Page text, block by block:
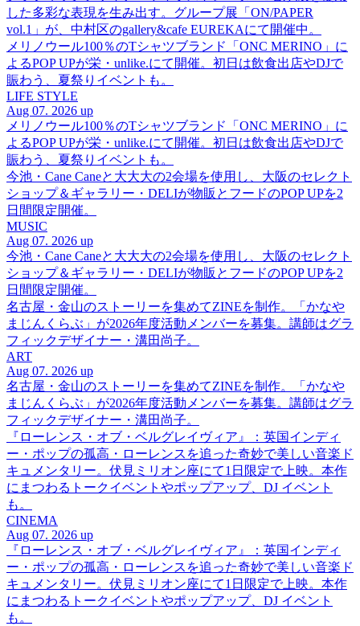
した多彩な表現を生み出す。グループ展「ON/PAPER
vol.1」が、中村区のgallery&cafe EUREKAにて開催中。
メリノウール100％のTシャツブランド「ONC MERINO」に
よるPOP UPが栄・unlike.にて開催。初日は飲食出店やDJで
賑わう、夏祭りイベントも。
LIFE STYLE
Aug 07. 2026 up
メリノウール100％のTシャツブランド「ONC MERINO」に
よるPOP UPが栄・unlike.にて開催。初日は飲食出店やDJで
賑わう、夏祭りイベントも。
今池・Cane Caneと大大大の2会場を使用し、大阪のセレクト
ショップ＆ギャラリー・DELIが物販とフードのPOP UPを2
日間限定開催。
MUSIC
Aug 07. 2026 up
今池・Cane Caneと大大大の2会場を使用し、大阪のセレクト
ショップ＆ギャラリー・DELIが物販とフードのPOP UPを2
日間限定開催。
名古屋・金山のストーリーを集めてZINEを制作。「かなや
まじんくらぶ」が2026年度活動メンバーを募集。講師はグラ
フィックデザイナー・溝田尚子。
ART
Aug 07. 2026 up
名古屋・金山のストーリーを集めてZINEを制作。「かなや
まじんくらぶ」が2026年度活動メンバーを募集。講師はグラ
フィックデザイナー・溝田尚子。
『ローレンス・オブ・ベルグレイヴィア』：英国インディ
ー・ポップの孤高・ローレンスを追った奇妙で美しい音楽ド
キュメンタリー。伏見ミリオン座にて1日限定で上映。本作
にまつわるトークイベントやポップアップ、DJ イベント
も。
CINEMA
Aug 07. 2026 up
『ローレンス・オブ・ベルグレイヴィア』：英国インディ
ー・ポップの孤高・ローレンスを追った奇妙で美しい音楽ド
キュメンタリー。伏見ミリオン座にて1日限定で上映。本作
にまつわるトークイベントやポップアップ、DJ イベント
も。